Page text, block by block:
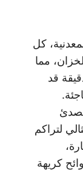
كل
مما
قد
لتراكم
كريهة